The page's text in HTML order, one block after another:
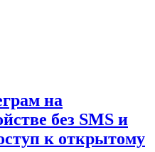
на
без SMS и
к открытому